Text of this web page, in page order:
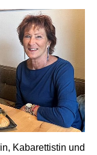
Kabarettistin und